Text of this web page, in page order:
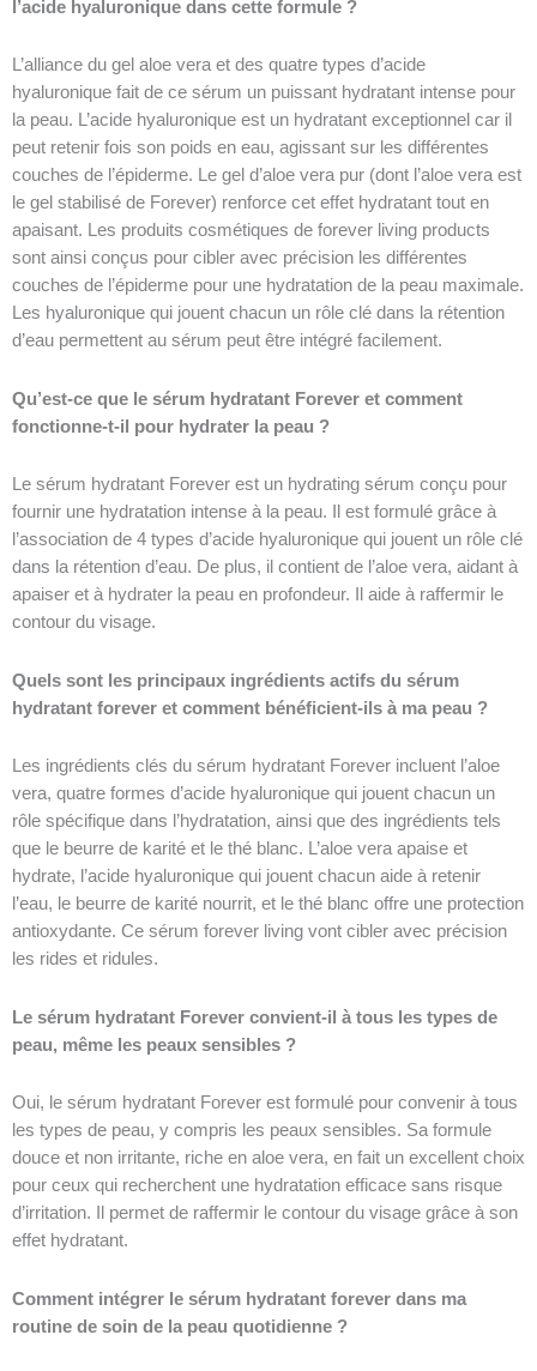
l’acide hyaluronique dans cette formule ?
L’alliance du gel aloe vera et des quatre types d’acide
hyaluronique fait de ce sérum un puissant hydratant intense pour
la peau. L’acide hyaluronique est un hydratant exceptionnel car il
peut retenir fois son poids en eau, agissant sur les différentes
couches de l’épiderme. Le gel d’aloe vera pur (dont l’aloe vera est
le gel stabilisé de Forever) renforce cet effet hydratant tout en
apaisant. Les produits cosmétiques de forever living products
sont ainsi conçus pour cibler avec précision les différentes
couches de l’épiderme pour une hydratation de la peau maximale.
Les hyaluronique qui jouent chacun un rôle clé dans la rétention
d’eau permettent au sérum peut être intégré facilement.
Qu’est-ce que le sérum hydratant Forever et comment
fonctionne-t-il pour hydrater la peau ?
Le sérum hydratant Forever est un hydrating sérum conçu pour
fournir une hydratation intense à la peau. Il est formulé grâce à
l’association de 4 types d’acide hyaluronique qui jouent un rôle clé
dans la rétention d’eau. De plus, il contient de l’aloe vera, aidant à
apaiser et à hydrater la peau en profondeur. Il aide à raffermir le
contour du visage.
Quels sont les principaux ingrédients actifs du sérum
hydratant forever et comment bénéficient-ils à ma peau ?
Les ingrédients clés du sérum hydratant Forever incluent l’aloe
vera, quatre formes d’acide hyaluronique qui jouent chacun un
rôle spécifique dans l’hydratation, ainsi que des ingrédients tels
que le beurre de karité et le thé blanc. L’aloe vera apaise et
hydrate, l’acide hyaluronique qui jouent chacun aide à retenir
l’eau, le beurre de karité nourrit, et le thé blanc offre une protection
antioxydante. Ce sérum forever living vont cibler avec précision
les rides et ridules.
Le sérum hydratant Forever convient-il à tous les types de
peau, même les peaux sensibles ?
Oui, le sérum hydratant Forever est formulé pour convenir à tous
les types de peau, y compris les peaux sensibles. Sa formule
douce et non irritante, riche en aloe vera, en fait un excellent choix
pour ceux qui recherchent une hydratation efficace sans risque
d’irritation. Il permet de raffermir le contour du visage grâce à son
effet hydratant.
Comment intégrer le sérum hydratant forever dans ma
routine de soin de la peau quotidienne ?